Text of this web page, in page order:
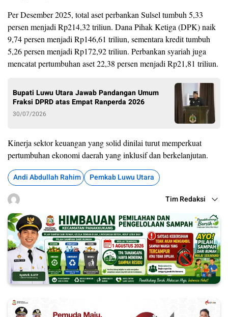
Per Desember 2025, total aset perbankan Sulsel tumbuh 5,33
persen menjadi Rp214,32 triliun. Dana Pihak Ketiga (DPK) naik
9,74 persen menjadi Rp146,61 triliun, sementara kredit tumbuh
5,26 persen menjadi Rp172,92 triliun. Perbankan syariah juga
mencatat pertumbuhan aset 22,38 persen menjadi Rp21,81 triliun.
Bupati Luwu Utara Jawab Pandangan Umum
Fraksi DPRD atas Empat Ranperda 2026
30/07/2026
Kinerja sektor keuangan yang solid dinilai turut memperkuat
pertumbuhan ekonomi daerah yang inklusif dan berkelanjutan.
Andi Abdullah Rahim Pemkab Luwu Utara
Tim Redaksi